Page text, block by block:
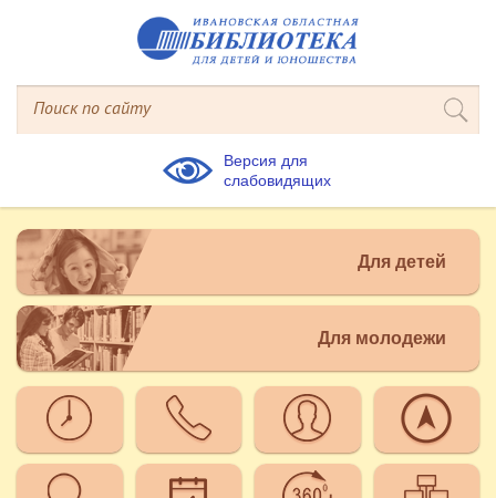
Версия для
слабовидящих
Для детей
Для молодежи